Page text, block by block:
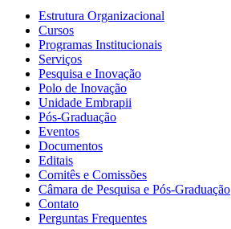
Estrutura Organizacional
Cursos
Programas Institucionais
Serviços
Pesquisa e Inovação
Polo de Inovação
Unidade Embrapii
Pós-Graduação
Eventos
Documentos
Editais
Comitês e Comissões
Câmara de Pesquisa e Pós-Graduação
Contato
Perguntas Frequentes